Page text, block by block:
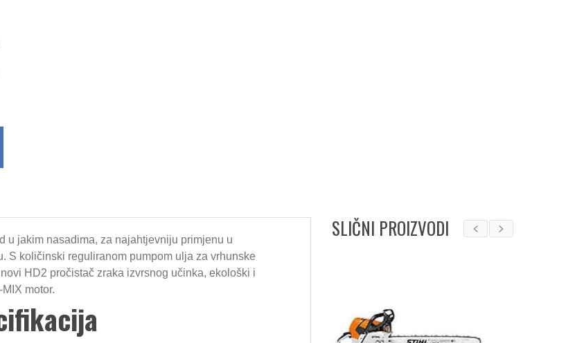
u jakim nasadima, za najahtjevniju primjenu u
S količinski reguliranom pumpom ulja za vrhunske
HD2 pročistač zraka izvrsnog učinka, ekološki i
motor.
SLIČNI PROIZVODI